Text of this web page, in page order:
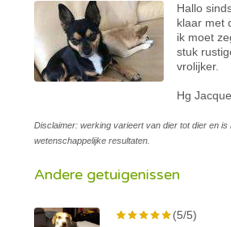
Hallo
klaar met
ik moet
stuk
vrolijker.
Hg
Disclaimer: werking varieert van dier tot dier en is
wetenschappelijke resultaten.
Andere getuigenissen
(5/5)